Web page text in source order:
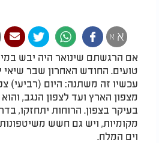
א א
אם הרגשתם שינואר היה יבש
טועים. החודש האחרון שבר שיאי
עכשיו זה משתנה: היום (רביעי)
מצפון הארץ ועד לצפון הנגב,
בעיקר בצפון. הרוחות יתחזקו,
מקומיות, ויש גם חשש
וים המלח.